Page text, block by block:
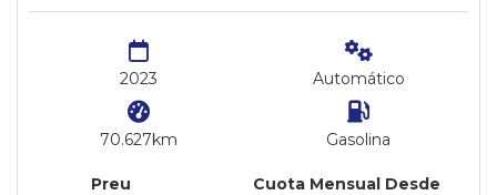
2023
70.627km
Automático
Gasolina
Preu Cuota Mensual Desde